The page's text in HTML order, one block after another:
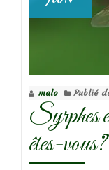
malo Publié
Syrphes
êtes-vous?